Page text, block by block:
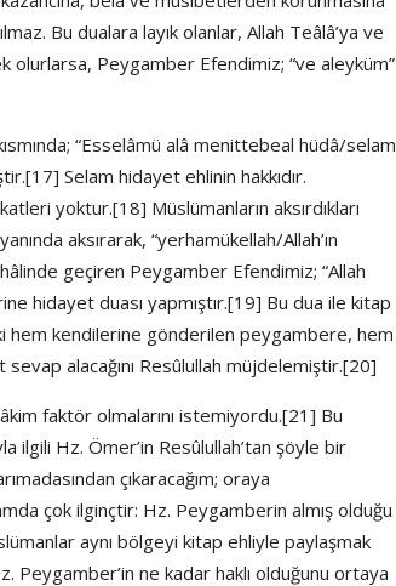
Bu dualara layık olanlar, Allah Teâlâ’ya ve
olurlarsa, Peygamber Efendimiz; “ve aleyküm”
“Esselâmü alâ menittebeal hüdâ/selam
Selam hidayet ehlinin hakkıdır.
yoktur.[18] Müslümanların aksırdıkları
aksırarak, “yerhamükellah/Allah’ın
geçiren Peygamber Efendimiz; “Allah
hidayet duası yapmıştır.[19] Bu dua ile kitap
hem kendilerine gönderilen peygambere, hem
alacağını Resûlullah müjdelemiştir.[20]
faktör olmalarını istemiyordu.[21] Bu
ilgili Hz. Ömer’in Resûlullah’tan şöyle bir
çıkaracağım; oraya
çok ilginçtir: Hz. Peygamberin almış olduğu
aynı bölgeyi kitap ehliyle paylaşmak
Peygamber’in ne kadar haklı olduğunu ortaya